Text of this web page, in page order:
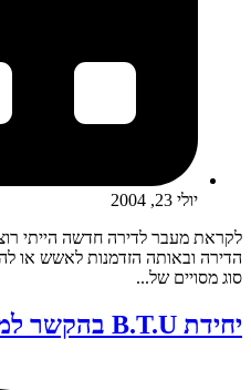
יולי 23, 2004
לקראת מעבר לדירה חדשה הייתי
הדירה ובאותה הזדמנות לאשש או
סוג מסויים של...
יחידת B.T.U בהקשר למכשירי חשמל